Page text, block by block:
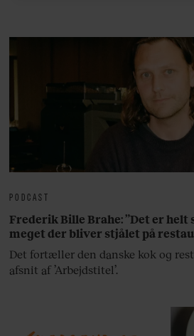
PODCAST
Frederik Bille Brahe: ”Det er helt
meget der bliver stjålet på
Det fortæller den danske kok og
afsnit af ’Arbejdstitel’.